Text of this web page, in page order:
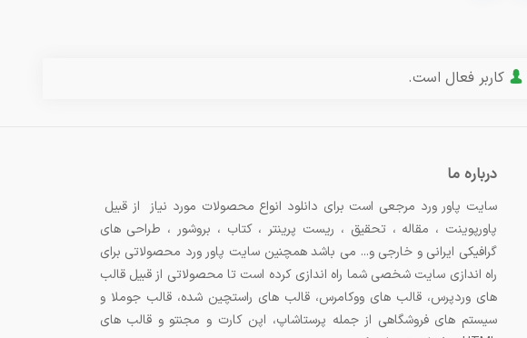
کاربر فعال است.
درباره ما
سایت پاور ورد مرجعی است برای دانلود انواع محصولات مورد نیاز از قبیل
پاورپوینت ، مقاله ، تحقیق ، ریست پرینتر ، کتاب ، بروشور ، طراحی های
گرافیکی ایرانی و خارجی و... می باشد همچنین سایت پاور ورد محصولاتی برای
راه اندازی سایت شخصی شما راه اندازی کرده است تا محصولاتی از قبیل قالب
های وردپرس، قالب های ووکامرس، قالب های راستچین شده، قالب جوملا و
سیستم های فروشگاهی از جمله پرستاشاپ، اپن کارت و مجنتو و قالب های